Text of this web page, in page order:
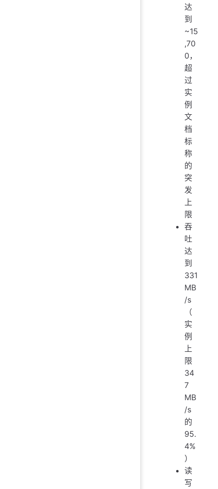
达
到
~15
,70
0，
超
过
实
例
文
档
标
称
的
突
发
上
限
吞
吐
达
到
331
MB
/s
（
实
例
上
限
34
7
MB
/s
的
95.
4%
）
读
写